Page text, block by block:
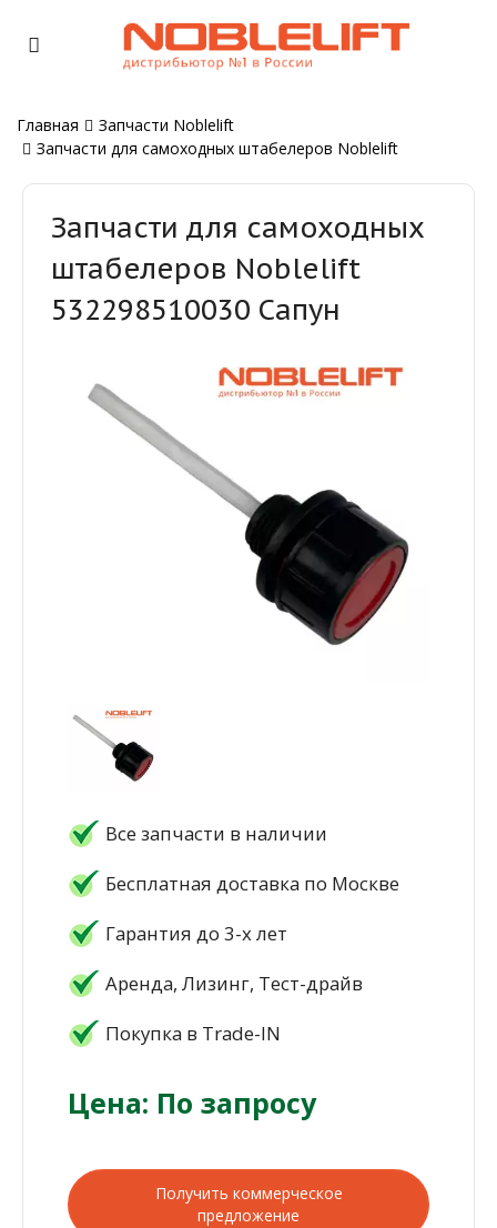
Главная
Запчасти Noblelift
Запчасти для самоходных штабелеров Noblelift
Запчасти для самоходных
штабелеров Noblelift
532298510030 Сапун
Все запчасти в наличии
Бесплатная доставка по Москве
Гарантия до 3-х лет
Аренда, Лизинг, Тест-драйв
Покупка в Trade-IN
Цена: По запросу
Получить коммерческое
предложение